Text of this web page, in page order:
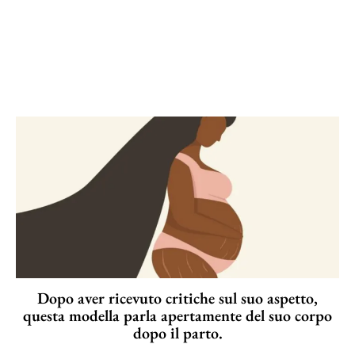
Dopo aver ricevuto critiche sul suo aspetto,
questa modella parla apertamente del suo corpo
dopo il parto.